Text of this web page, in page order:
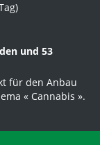
und 53
für den Anbau
« Cannabis ».